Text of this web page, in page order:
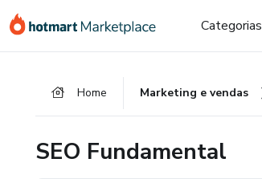
para
para
para
Categorias
Home Marketing e vendas
SEO Fundamental